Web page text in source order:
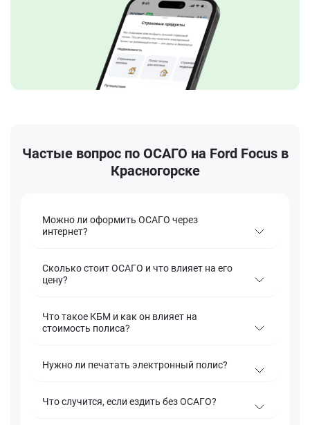
Частые вопрос по ОСАГО на Ford Focus в
Красногорске
Можно ли оформить ОСАГО через
интернет?
Сколько стоит ОСАГО и что влияет на его
цену?
Что такое КБМ и как он влияет на
стоимость полиса?
Нужно ли печатать электронный полис?
Что случится, если ездить без ОСАГО?